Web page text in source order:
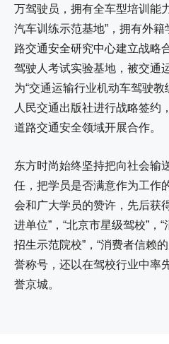
万驾驶员，拥有全车型培训能
汽车训练示范基地”，拥有外
路交通安全研究中心建立战略
驾驶人考试实验基地，被交通
为“交通运输行业机动车驾驶
人民交通出版社进行战略签约
道路交通安全领域开展合作。
东方时尚始终坚持把向社会输
任，把学员是否满意作为工作
会和广大学员的赞许，先后获
进单位”，“北京市星级驾校”，
招生示范院校”，“消费者信赖
誉称号，还以在驾校行业中率
誉京城。